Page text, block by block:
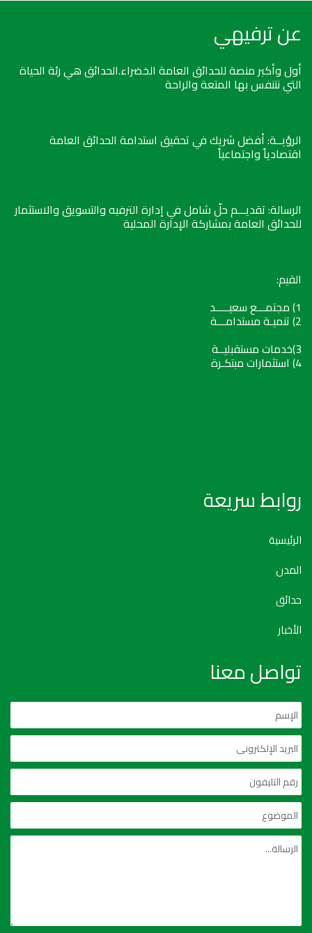
عن ترفيهي
أول وأكبر منصة للحدائق العامة الخضراء.الحدائق هي رئة الحياة
التي نتنفس بها المتعة والراحة
الرؤيــة: أفضل شريك في تحقيق استدامة الحدائق العامة
اقتصادياً واجتماعياً
الرسالة: تقديـــم حلّ شامل في إدارة الترفيه والتسويق والاستثمار
للحدائق العامة بمشاركة الإدارة المحلية
القيم:
1) مجتمـــع سعيـــــد
2) تنميـة مستدامـــة
3)خدمات مستقبليــة
4) استثمارات مبتكـرة
روابط سريعة
الرئيسية
المدن
حدائق
الأخبار
تواصل معنا